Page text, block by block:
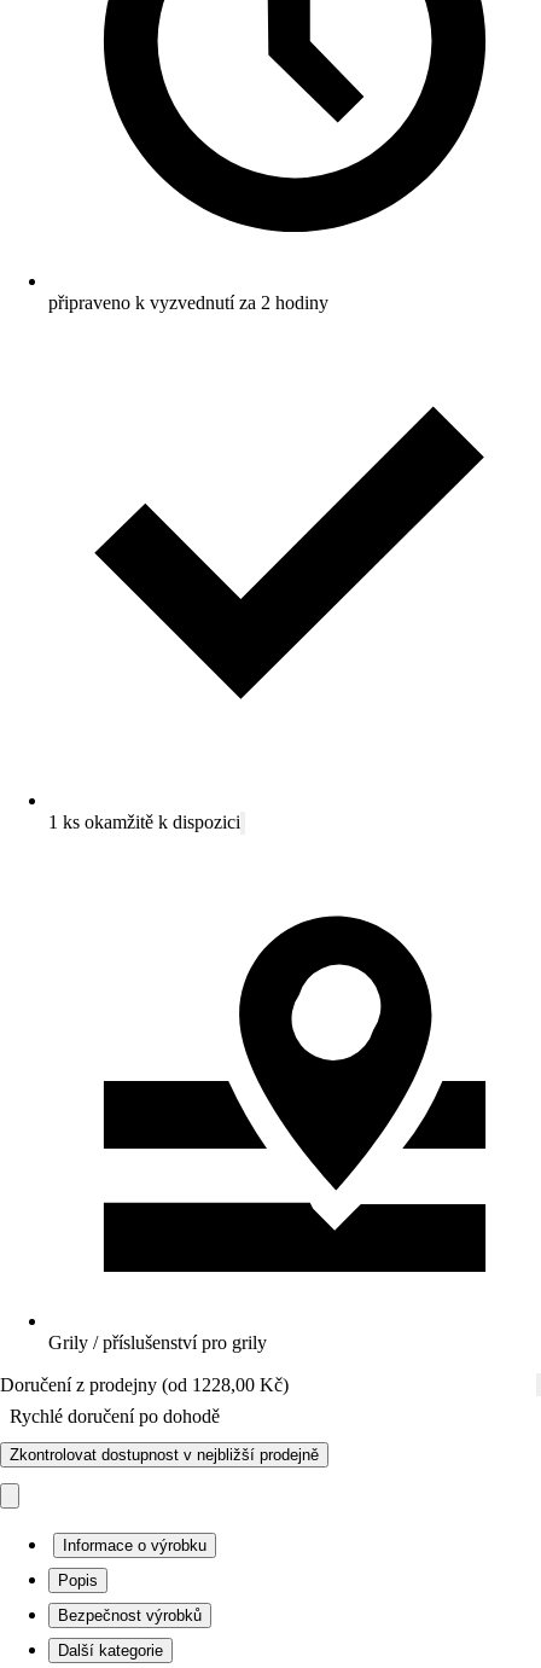
připraveno k vyzvednutí za 2 hodiny
1 ks okamžitě k dispozici
Grily / příslušenství pro grily
Doručení z prodejny (od 1228,00 Kč)
Rychlé doručení po dohodě
Zkontrolovat dostupnost v nejbližší prodejně
Informace o výrobku
Popis
Bezpečnost výrobků
Další kategorie